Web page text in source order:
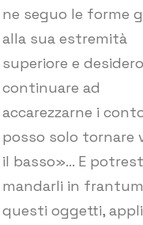
ne seguo le forme
alla sua estremità
superiore e desidero
continuare ad
accarezzarne i
posso solo tornare
il basso»… E
mandarli in
questi oggetti,